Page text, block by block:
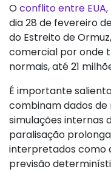
Oconflito entre EUA,
dia 28 de fevereiro
do Estreito de
comercial por onde
normais, até 21
É importante
combinam dados
simulações internas
paralisação
interpretados como
previsão